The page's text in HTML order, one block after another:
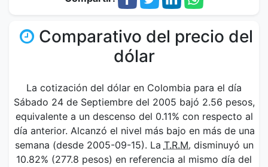
Comparativo del precio del
dólar
La cotización del dólar en Colombia para el día
Sábado 24 de Septiembre del 2005 bajó 2.56 pesos,
equivalente a un descenso del 0.11% con respecto al
día anterior. Alcanzó el nivel más bajo en más de una
semana (desde 2005-09-15). La T.R.M. disminuyó un
10.82% (277.8 pesos) en referencia al mismo día del